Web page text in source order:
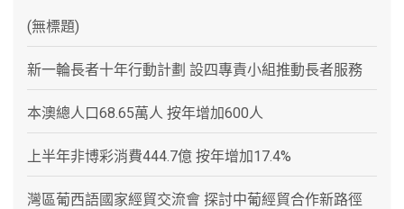
(無標題)
新一輪長者十年行動計劃 設四專責小組推動長者服務
本澳總人口68.65萬人 按年增加600人
上半年非博彩消費444.7億 按年增加17.4%
灣區葡西語國家經貿交流會 探討中葡經貿合作新路徑